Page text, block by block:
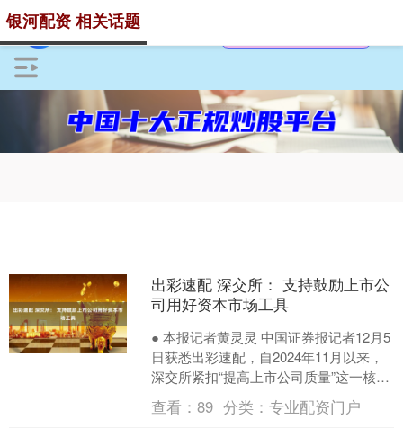
银河配资 相关话题
出彩速配 深交所： 支持鼓励上市公
司用好资本市场工具
● 本报记者黄灵灵 中国证券报记者12月5
日获悉出彩速配，自2024年11月以来，
深交所紧扣“提高上市公司质量”这一核心
任务，系统推进上市公司大走访工作，
以“深....
查看：89 分类：专业配资门户